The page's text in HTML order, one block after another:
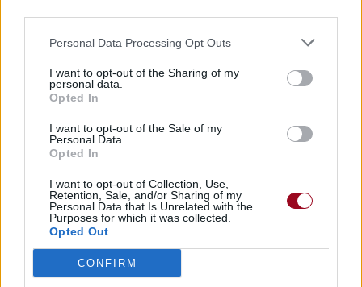
Personal Data Processing Opt Outs
I want to opt-out of the Sharing of my
personal data.
Opted In
I want to opt-out of the Sale of my
Personal Data.
Opted In
I want to opt-out of Collection, Use,
Retention, Sale, and/or Sharing of my
Personal Data that Is Unrelated with the
Purposes for which it was collected.
Opted Out
CONFIRM